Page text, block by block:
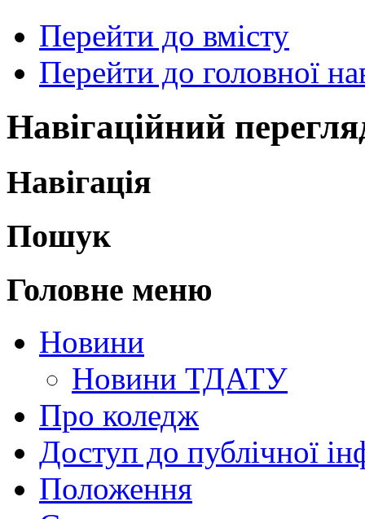
Перейти до вмісту
Перейти до головної
Навігаційний
Навігація
Пошук
Головне меню
Новини
Новини ТДАТУ
Про коледж
Доступ до публічної
Положення